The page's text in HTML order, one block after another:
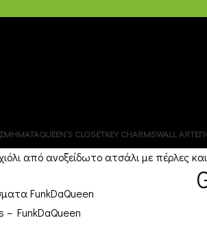
QUEEN’S CLOSETKEY CHARMSWALL ART
από ανοξείδωτο ατσάλι με πέρλες